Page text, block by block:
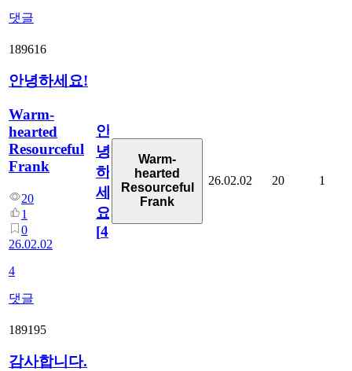
댓글
189616
안녕하세요!
Warm-
hearted
Resourceful
Frank
20
1
0
26.02.02
4
댓글
안
녕
하
세
요!
[4]
Warm-
hearted
Resourceful
Frank
26.02.02 20 1
189195
감사합니다.